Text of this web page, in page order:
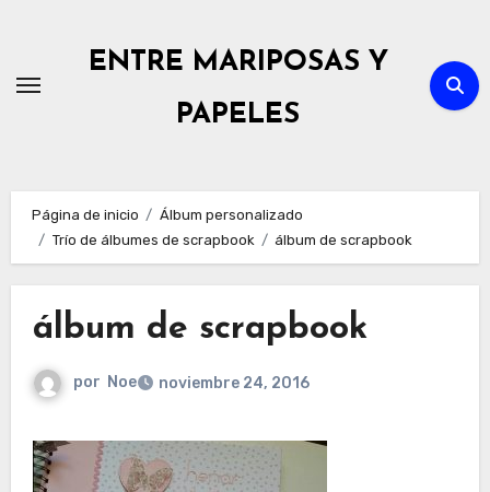
contenido
ENTRE MARIPOSAS Y
PAPELES
Página de inicio
Álbum personalizado
Trío de álbumes de scrapbook
álbum de scrapbook
álbum de scrapbook
por Noe noviembre 24, 2016